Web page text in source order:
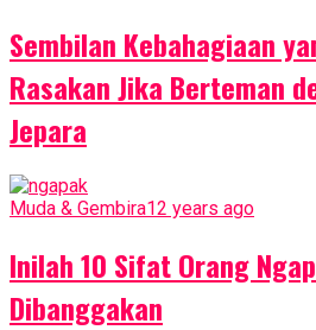
Sembilan Kebahagiaan
Rasakan Jika Berteman
Jepara
Muda & Gembira12 years ago
Inilah 10 Sifat Orang
Dibanggakan